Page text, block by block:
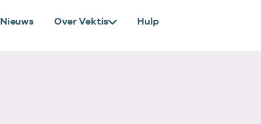
Nieuws Over Vektis Hulp